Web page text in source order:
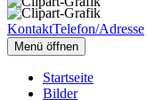
KontaktTelefon/Adresse
Menü öffnen
Startseite
Bilder